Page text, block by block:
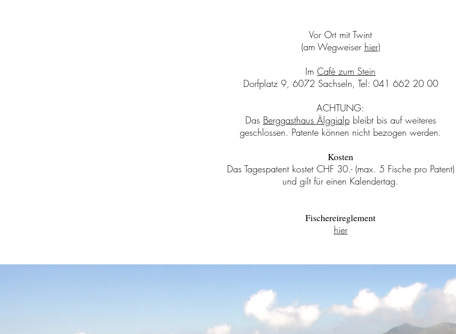
Vor Ort mit Twint
(am Wegweiser hier)
Im Café zum Stein
Dorfplatz 9, 6072 Sachseln, Tel: 041 662 20 00
ACHTUNG:
Das Berggasthaus Älggialpbleibt bis auf weiteres
geschlossen. Patente können nicht bezogen werden.
Kosten
Das Tagespatent kostet CHF 30.- (max. 5 Fische pro Patent)
und gilt für einen Kalendertag.
Fischereireglement
hier